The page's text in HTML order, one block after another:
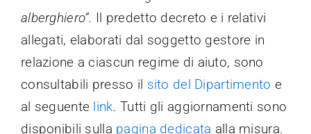
Trasparenza
alberghiero”. Il predetto decreto e i relativi
allegati, elaborati dal soggetto gestore in
relazione a ciascun regime di aiuto, sono
consultabili presso il sito del Dipartimento e
al seguente link. Tutti gli aggiornamenti sono
disponibili sulla pagina dedicata alla misura.